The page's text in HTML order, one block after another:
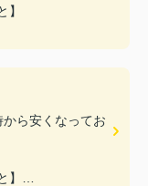
】
な私たちにとって
ら安くなってお
】